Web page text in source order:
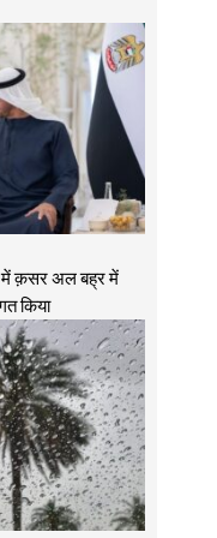
में क़सर अल बह्र में
किया